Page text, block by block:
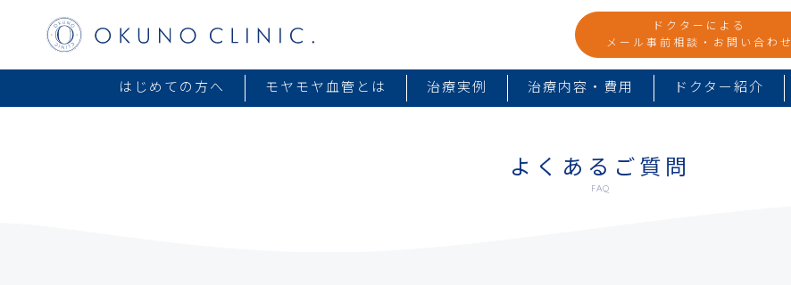
ドクターによる
メール事前相談・お問い合わせ
はじめての方へ モヤモヤ血管とは 治療実例 治療内容・費用 ドクター紹介
よくあるご質問
FAQ